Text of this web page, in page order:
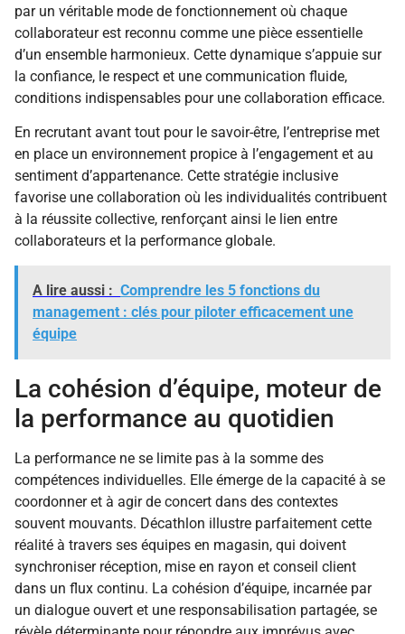
par un véritable mode de fonctionnement où chaque
collaborateur est reconnu comme une pièce essentielle
d’un ensemble harmonieux. Cette dynamique s’appuie sur
la confiance, le respect et une communication fluide,
conditions indispensables pour une collaboration efficace.
En recrutant avant tout pour le savoir-être, l’entreprise met
en place un environnement propice à l’engagement et au
sentiment d’appartenance. Cette stratégie inclusive
favorise une collaboration où les individualités contribuent
à la réussite collective, renforçant ainsi le lien entre
collaborateurs et la performance globale.
A lire aussi : Comprendre les 5 fonctions du
management : clés pour piloter efficacement une
équipe
La cohésion d’équipe, moteur de
la performance au quotidien
La performance ne se limite pas à la somme des
compétences individuelles. Elle émerge de la capacité à se
coordonner et à agir de concert dans des contextes
souvent mouvants. Décathlon illustre parfaitement cette
réalité à travers ses équipes en magasin, qui doivent
synchroniser réception, mise en rayon et conseil client
dans un flux continu. La cohésion d’équipe, incarnée par
un dialogue ouvert et une responsabilisation partagée, se